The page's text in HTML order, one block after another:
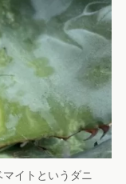
イトというダニ